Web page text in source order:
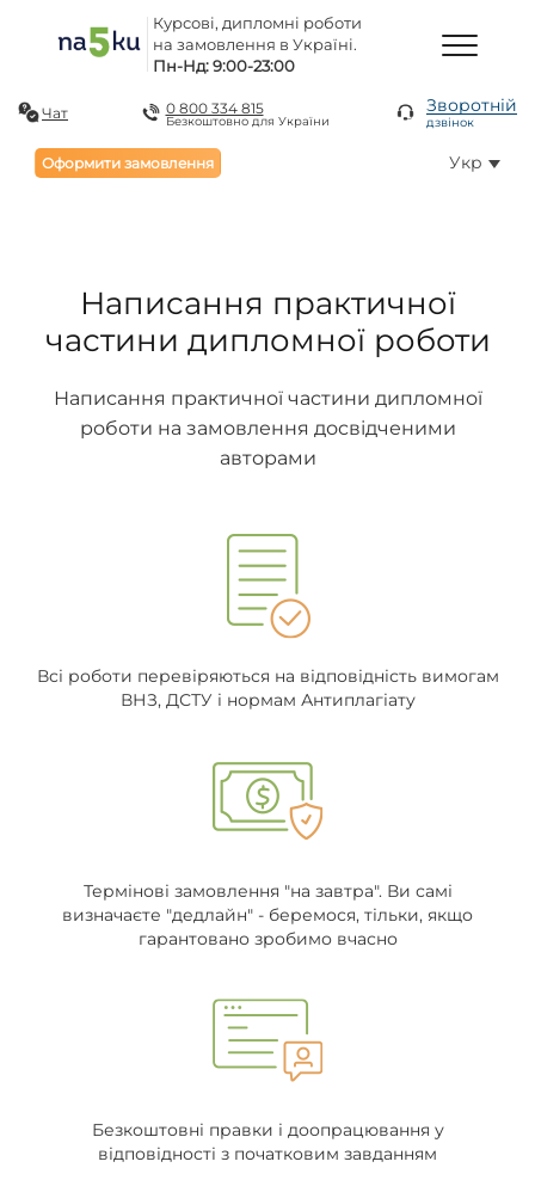
Курсові, дипломні роботи
на замовлення в Україні.
Пн-Нд: 9:00-23:00
Чат 0 800 334 815
Безкоштовно для України
Зворотній
дзвінок
Оформити замовлення Укр
Написання практичної
частини дипломної роботи
Написання практичної частини дипломної
роботи на замовлення досвідченими
авторами
Всі роботи перевіряються на відповідність вимогам
ВНЗ, ДСТУ і нормам Антиплагіату
Термінові замовлення "на завтра". Ви самі
визначаєте "дедлайн" - беремося, тільки, якщо
гарантовано зробимо вчасно
Безкоштовні правки і доопрацювання у
відповідності з початковим завданням